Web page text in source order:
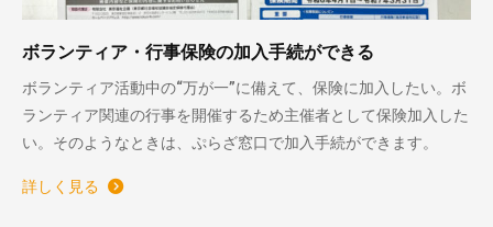
ボランティア・行事保険の加入手続ができる
ボランティア活動中の“万が一”に備えて、保険に加入したい。ボ
ランティア関連の行事を開催するため主催者として保険加入した
い。そのようなときは、ぷらざ窓口で加入手続ができます。
詳しく見る